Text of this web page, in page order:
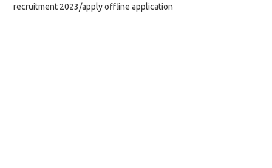
recruitment 2023/apply offline application